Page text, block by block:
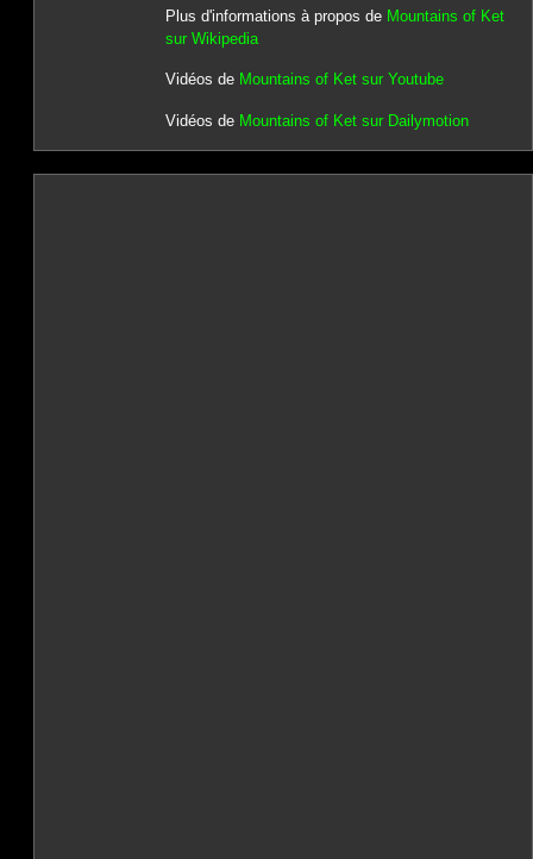
Plus d'informations à propos de Mountains of Ket
sur Wikipedia
Vidéos de Mountains of Ket sur Youtube
Vidéos de Mountains of Ket sur Dailymotion